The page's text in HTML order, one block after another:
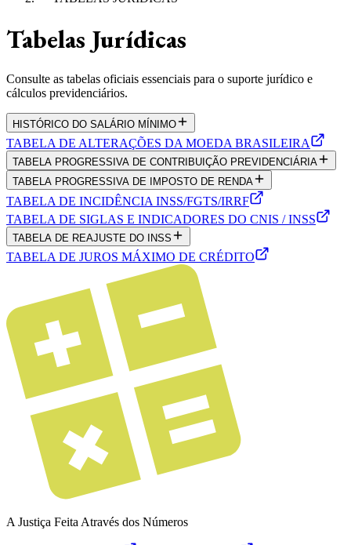
Tabelas Jurídicas
Consulte as tabelas oficiais essenciais para o suporte jurídico e
cálculos previdenciários.
HISTÓRICO DO SALÁRIO MÍNIMO
TABELA DE ALTERAÇÕES DA MOEDA BRASILEIRA
TABELA PROGRESSIVA DE CONTRIBUIÇÃO PREVIDENCIÁRIA
TABELA PROGRESSIVA DE IMPOSTO DE RENDA
TABELA DE INCIDÊNCIA INSS/FGTS/IRRF
TABELA DE SIGLAS E INDICADORES DO CNIS / INSS
TABELA DE REAJUSTE DO INSS
TABELA DE JUROS MÁXIMO DE CRÉDITO
A Justiça Feita Através dos Números